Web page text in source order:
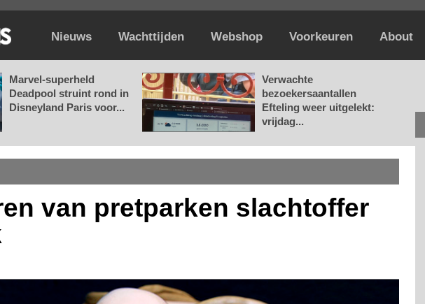
Nieuws Wachttijden Webshop Voorkeuren About
Marvel-superheld
Deadpool struint rond in
Disneyland Paris voor...
Verwachte
bezoekersaantallen
Efteling weer uitgelekt:
vrijdag...
van pretparken slachtoffer